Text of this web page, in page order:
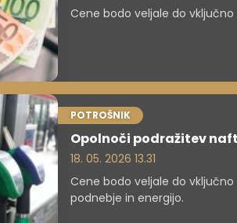
Cene bodo veljale do vključno
POTROŠNIK
Opolnoči podražitev
18. 05. 2026 13.31
Cene bodo veljale do
podnebje in energijo.